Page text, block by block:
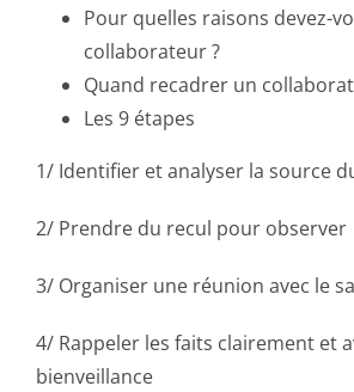
Pour quelles raisons devez-
collaborateur ?
Quand recadrer un
Les 9 étapes
1/ Identifier et analyser la source
2/ Prendre du recul pour observer
3/ Organiser une réunion avec le
4/ Rappeler les faits clairement et
bienveillance